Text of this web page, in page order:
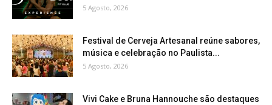
5 Agosto, 2026
Festival de Cerveja Artesanal reúne sabores,
música e celebração no Paulista...
5 Agosto, 2026
Vivi Cake e Bruna Hannouche são destaques